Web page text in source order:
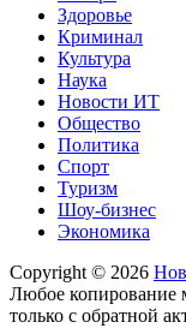
Здоровье
Криминал
Культура
Наука
Новости ИТ
Общество
Политика
Спорт
Туризм
Шоу-бизнес
Экономика
Copyright © 2026
Любое копирование
только с обратной